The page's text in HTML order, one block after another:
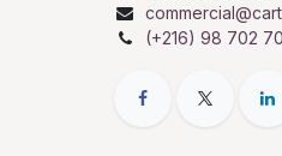
(+216) 98 702